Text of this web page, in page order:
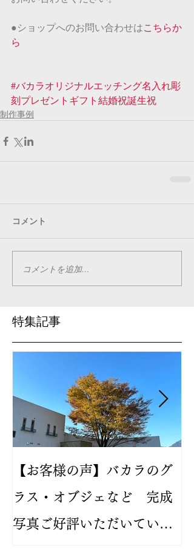
●ショップへのお問い合わせはこちらか
ら
#バカラオリジナルエッチング名入れ彫
刻プレゼントギフト結婚祝誕生祝
制作事例
コメント
コメントを追加…
特集記事
【お客様の声】バカラのグ
ラス・オブジェなど 完成
写真ご好評いただいていま